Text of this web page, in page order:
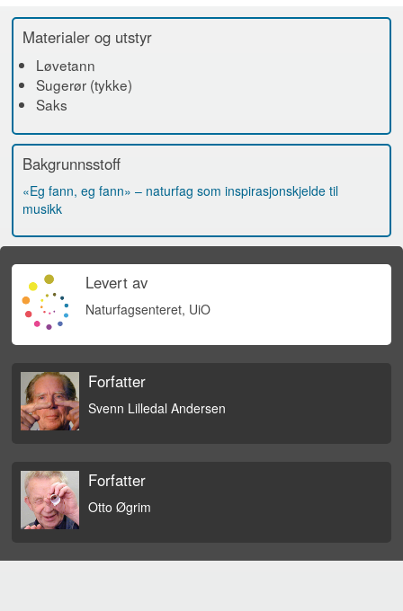
Materialer og utstyr
Løvetann
Sugerør (tykke)
Saks
Bakgrunnsstoff
«Eg fann, eg fann» – naturfag som inspirasjonskjelde til
musikk
Levert av
Naturfagsenteret, UiO
Forfatter
Svenn Lilledal Andersen
Forfatter
Otto Øgrim